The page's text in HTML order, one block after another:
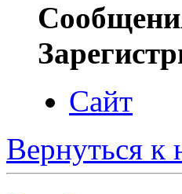
Сайт
Вернуться к